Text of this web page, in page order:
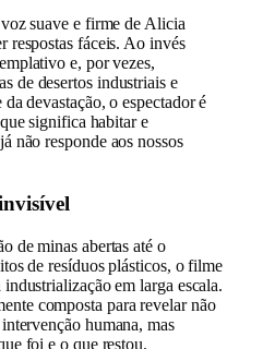
suave e firme de Alicia
respostas fáceis. Ao invés
e, por vezes,
de desertos industriais e
devastação, o espectador é
significa habitar e
não responde aos nossos
de minas abertas até o
de resíduos plásticos, o filme
em larga escala.
composta para revelar não
humana, mas
foi e o que restou.